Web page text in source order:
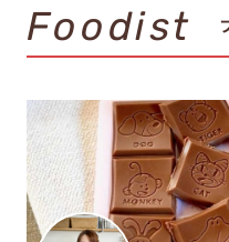
Foodist